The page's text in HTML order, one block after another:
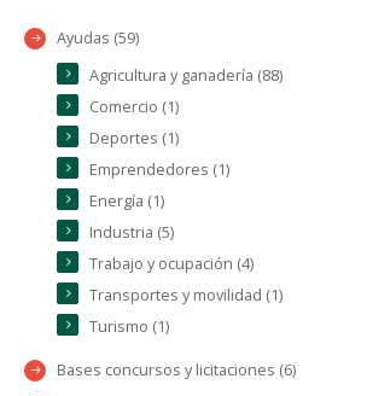
Ayudas (59)
Agricultura y ganadería (88)
Comercio (1)
Deportes (1)
Emprendedores (1)
Energía (1)
Industria (5)
Trabajo y ocupación (4)
Transportes y movilidad (1)
Turismo (1)
Bases concursos y licitaciones (6)